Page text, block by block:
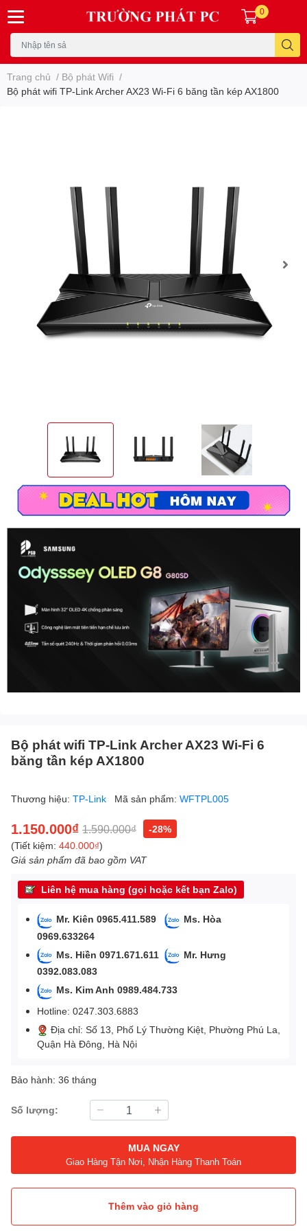
0
Trang chủ / Bộ phát Wifi /
Bộ phát wifi TP-Link Archer AX23 Wi-Fi 6 băng tần kép AX1800
Bộ phát wifi TP-Link Archer AX23 Wi-Fi 6
băng tần kép AX1800
Thương hiệu: TP-Link Mã sản phẩm: WFTPL005
1.150.000₫ 1.590.000₫
-28%
(Tiết kiệm: 440.000₫)
Giá sản phẩm đã bao gồm VAT
Liên hệ mua hàng (gọi hoặc kết bạn Zalo)
Mr. Kiên 0965.411.589
Ms. Hòa
0969.633264
Ms. Hiền 0971.671.611
Mr. Hưng
0392.083.083
Ms. Kim Anh 0989.484.733
Hotline: 0247.303.6883
Địa chỉ: Số 13, Phố Lý Thường Kiệt, Phường Phú La,
Quận Hà Đông, Hà Nội
Bảo hành: 36 tháng
Số lượng:
MUA NGAY
Giao Hàng Tận Nơi, Nhận Hàng Thanh Toán
Thêm vào giỏ hàng